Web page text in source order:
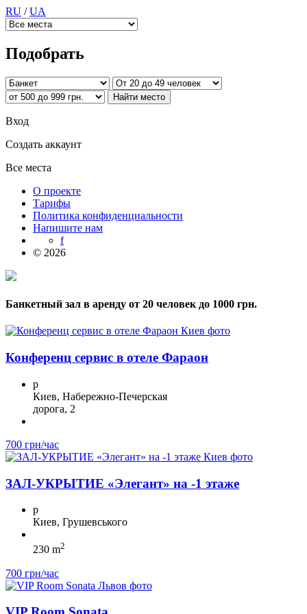
RU /UA
Подобрать
Вход
Создать аккаунт
Все места
О проекте
Тарифы
Политика конфиденциальности
Напишите нам
f
© 2026
Банкетный зал в аренду от 20 человек до 1000 грн.
Конференц сервис в отеле Фараон
p
Киев, Набережно-Печерская
дорога, 2
700 грн/час
ЗА Л-УКРЫТИЕ «Элегант» на -1 этаже
p
Киев, Грушевського
230 m2
700 грн/час